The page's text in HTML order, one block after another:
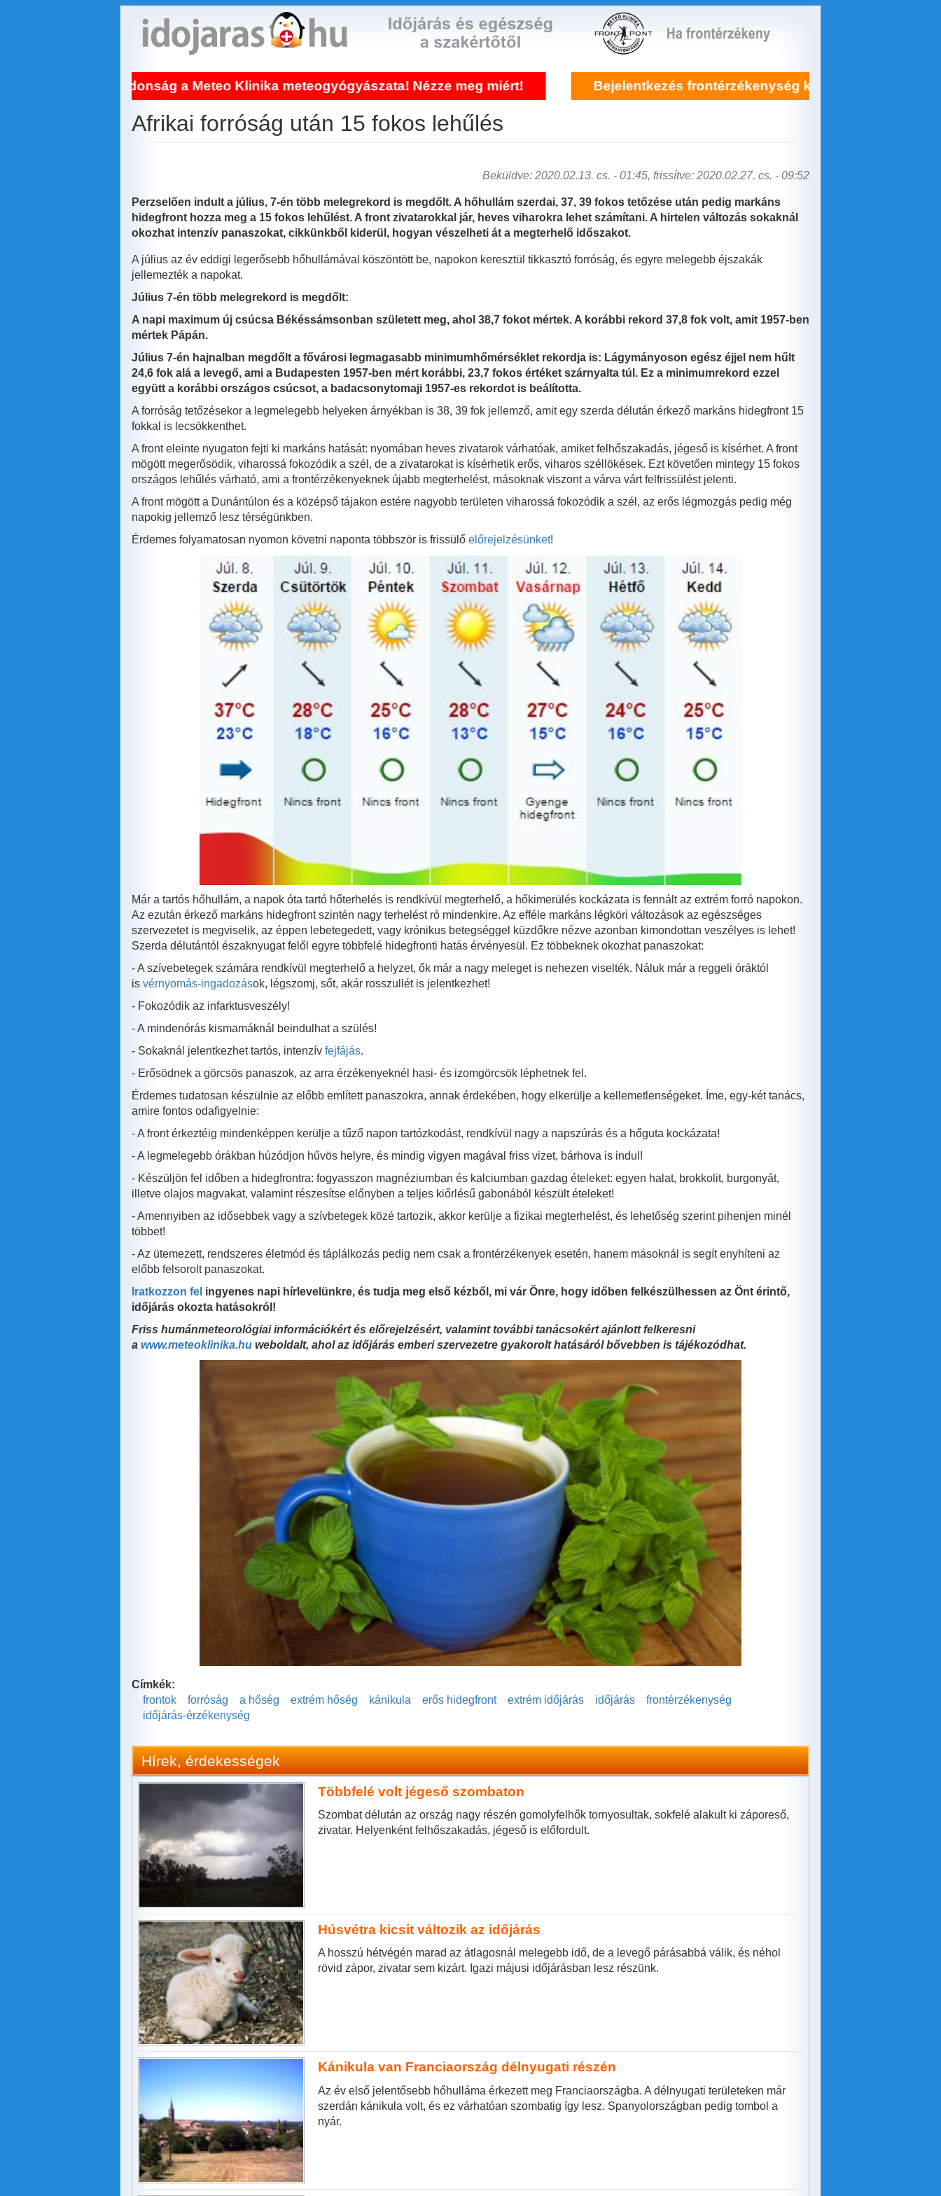
a Meteo Klinika meteogyógyászata! Nézze meg miért! Bejelentkezés frontérzékenység kezelésére itt!
Afrikai forróság után 15 fokos lehűlés
Beküldve: 2020.02.13. cs. - 01:45, frissítve: 2020.02.27. cs. - 09:52
Perzselően indult a július, 7-én több melegrekord is megdőlt. A hőhullám szerdai, 37, 39 fokos tetőzése után pedig markáns
hidegfront hozza meg a 15 fokos lehűlést. A front zivatarokkal jár, heves viharokra lehet számítani. A hirtelen változás sokaknál
okozhat intenzív panaszokat, cikkünkből kiderül, hogyan vészelheti át a megterhelő időszakot.
A július az év eddigi legerősebb hőhullámával köszöntött be, napokon keresztül tikkasztó forróság, és egyre melegebb éjszakák
jellemezték a napokat.
Július 7-én több melegrekord is megdőlt:
A napi maximum új csúcsa Békéssámsonban született meg, ahol 38,7 fokot mértek. A korábbi rekord 37,8 fok volt, amit 1957-ben
mértek Pápán.
Július 7-én hajnalban megdőlt a fővárosi legmagasabb minimumhőmérséklet rekordja is: Lágymányoson egész éjjel nem hűlt
24,6 fok alá a levegő, ami a Budapesten 1957-ben mért korábbi, 23,7 fokos értéket szárnyalta túl. Ez a minimumrekord ezzel
együtt a korábbi országos csúcsot, a badacsonytomaji 1957-es rekordot is beálította.
A forróság tetőzésekor a legmelegebb helyeken árnyékban is 38, 39 fok jellemző, amit egy szerda délután érkező markáns hidegfront 15
fokkal is lecsökkenthet.
A front eleinte nyugaton fejti ki markáns hatását: nyomában heves zivatarok várhatóak, amiket felhőszakadás, jégeső is kísérhet. A front
mögött megerősödik, viharossá fokozódik a szél, de a zivatarokat is kísérhetik erős, viharos széllökések. Ezt követően mintegy 15 fokos
országos lehűlés várható, ami a frontérzékenyeknek újabb megterhelést, másoknak viszont a várva várt felfrissülést jelenti.
A front mögött a Dunántúlon és a középső tájakon estére nagyobb területen viharossá fokozódik a szél, az erős légmozgás pedig még
napokig jellemző lesz térségünkben.
Érdemes folyamatosan nyomon követni naponta többször is frissülő előrejelzésünket!
Már a tartós hőhullám, a napok óta tartó hőterhelés is rendkívül megterhelő, a hőkimerülés kockázata is fennált az extrém forró napokon.
Az ezután érkező markáns hidegfront szintén nagy terhelést ró mindenkire. Az efféle markáns légköri változások az egészséges
szervezetet is megviselik, az éppen lebetegedett, vagy krónikus betegséggel küzdőkre nézve azonban kimondottan veszélyes is lehet!
Szerda délutántól északnyugat felől egyre többfelé hidegfronti hatás érvényesül. Ez többeknek okozhat panaszokat:
- A szívebetegek számára rendkívül megterhelő a helyzet, ők már a nagy meleget is nehezen viselték. Náluk már a reggeli óráktól
is vérnyomás-ingadozások, légszomj, sőt, akár rosszullét is jelentkezhet!
- Fokozódik az infarktusveszély!
- A mindenórás kismamáknál beindulhat a szülés!
- Sokaknál jelentkezhet tartós, intenzív fejfájás.
- Erősödnek a görcsös panaszok, az arra érzékenyeknél hasi- és izomgörcsök léphetnek fel.
Érdemes tudatosan készülnie az előbb említett panaszokra, annak érdekében, hogy elkerülje a kellemetlenségeket. Íme, egy-két tanács,
amire fontos odafigyelnie:
- A front érkeztéig mindenképpen kerülje a tűző napon tartózkodást, rendkívül nagy a napszúrás és a hőguta kockázata!
- A legmelegebb órákban húzódjon hűvös helyre, és mindig vigyen magával friss vizet, bárhova is indul!
- Készüljön fel időben a hidegfrontra: fogyasszon magnéziumban és kalciumban gazdag ételeket: egyen halat, brokkolit, burgonyát,
illetve olajos magvakat, valamint részesítse előnyben a teljes kiőrlésű gabonából készült ételeket!
- Amennyiben az idősebbek vagy a szívbetegek közé tartozik, akkor kerülje a fizikai megterhelést, és lehetőség szerint pihenjen minél
többet!
- Az ütemezett, rendszeres életmód és táplálkozás pedig nem csak a frontérzékenyek esetén, hanem másoknál is segít enyhíteni az
előbb felsorolt panaszokat.
Iratkozzon fel ingyenes napi hírlevelünkre, és tudja meg első kézből, mi vár Önre, hogy időben felkészülhessen az Önt érintő,
időjárás okozta hatásokról!
Friss humánmeteorológiai információkért és előrejelzésért, valamint további tanácsokért ajánlott felkeresni
a www.meteoklinika.hu weboldalt, ahol az időjárás emberi szervezetre gyakorolt hatásáról bővebben is tájékozódhat.
Címkék:
frontok
forróság a hőség extrém hőség kánikula erős hidegfront extrém időjárás időjárás
frontérzékenység
időjárás-érzékenység
Hírek, érdekességek
Többfelé volt jégeső szombaton
Szombat délután az ország nagy részén gomolyfelhők tornyosultak, sokfelé alakult ki záporeső,
zivatar. Helyenként felhőszakadás, jégeső is előfordult.
Húsvétra kicsit változik az időjárás
A hosszú hétvégén marad az átlagosnál melegebb idő, de a levegő párásabbá válik, és néhol
rövid zápor, zivatar sem kizárt. Igazi májusi időjárásban lesz részünk.
Kánikula van Franciaország délnyugati részén
Az év első jelentősebb hőhulláma érkezett meg Franciaországba. A délnyugati területeken már
szerdán kánikula volt, és ez várhatóan szombatig így lesz. Spanyolországban pedig tombol a
nyár.